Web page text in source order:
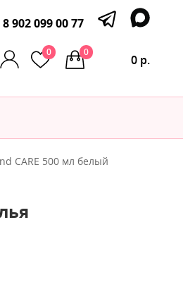
8 902 099 00 77
0
0 р.
0
CARE 500 мл белый